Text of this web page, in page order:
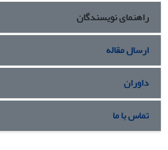
راهنمای نویسندگان
ارسال مقاله
داوران
تماس با ما